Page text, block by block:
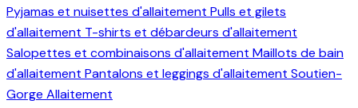
Pyjamas et nuisettes d'allaitement Pulls et gilets
d'allaitement T-shirts et débardeurs d'allaitement
Salopettes et combinaisons d'allaitement Maillots de bain
d'allaitement Pantalons et leggings d'allaitement Soutien-
Gorge Allaitement